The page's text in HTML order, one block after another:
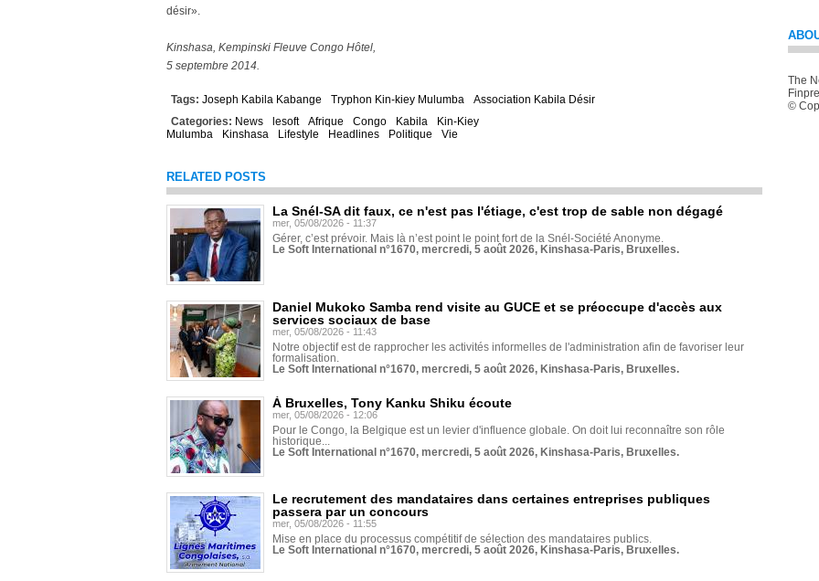
désir».
Kinshasa, Kempinski Fleuve Congo Hôtel,
5 septembre 2014.
Tags: Joseph Kabila Kabange Tryphon Kin-kiey Mulumba
Association Kabila Désir
Categories: News lesoft Afrique Congo Kabila
Kin-Kiey
Mulumba
Kinshasa Lifestyle Headlines Politique Vie
RELATED POSTS
La Snél-SA dit faux, ce n'est pas l'étiage, c'est trop de sable non dégagé
mer, 05/08/2026 - 11:37
Gérer, c’est prévoir. Mais là n’est point le point fort de la Snél-Société Anonyme.
Le Soft International n°1670, mercredi, 5 août 2026, Kinshasa-Paris, Bruxelles.
Daniel Mukoko Samba rend visite au GUCE et se préoccupe d'accès aux
services sociaux de base
mer, 05/08/2026 - 11:43
Notre objectif est de rapprocher les activités informelles de l'administration afin de favoriser leur
formalisation.
Le Soft International n°1670, mercredi, 5 août 2026, Kinshasa-Paris, Bruxelles.
À Bruxelles, Tony Kanku Shiku écoute
mer, 05/08/2026 - 12:06
Pour le Congo, la Belgique est un levier d'influence globale. On doit lui reconnaître son rôle
historique...
Le Soft International n°1670, mercredi, 5 août 2026, Kinshasa-Paris, Bruxelles.
Le recrutement des mandataires dans certaines entreprises publiques
passera par un concours
mer, 05/08/2026 - 11:55
Mise en place du processus compétitif de sélection des mandataires publics.
Le Soft International n°1670, mercredi, 5 août 2026, Kinshasa-Paris, Bruxelles.
The
©